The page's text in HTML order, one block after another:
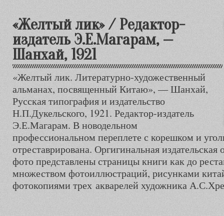
«Желтый лик» / Редактор-
издатель Э.Е.Магарам, —
Шанхай, 1921
«Желтый лик. Литературно-художественный
альманах, посвященный Китаю», — Шанхай,
Русская типография и издательство
Н.П.Дукельского, 1921. Редактор-издатель
Э.Е.Магарам. В новодельном
профессиональном переплете с корешком и
отреставрирована. Оргигинальная издательская
фото представлены страницы книги как до
множеством фотоиллюстраций, рисунками
фотокопиями трех акварелей художника